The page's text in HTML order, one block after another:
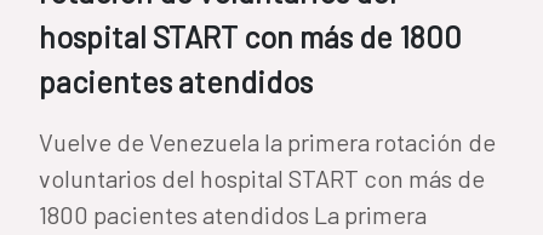
hospital START con más de 1800
pacientes atendidos
Vuelve de Venezuela la primera rotación de
voluntarios del hospital START con más de
1800 pacientes atendidos La primera